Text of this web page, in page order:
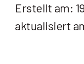
Erstellt am:
aktualisiert